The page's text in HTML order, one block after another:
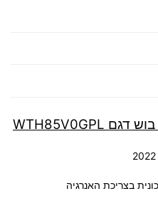
בצריכת האנרגיה